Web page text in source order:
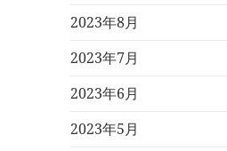
2023年8月
2023年7月
2023年6月
2023年5月